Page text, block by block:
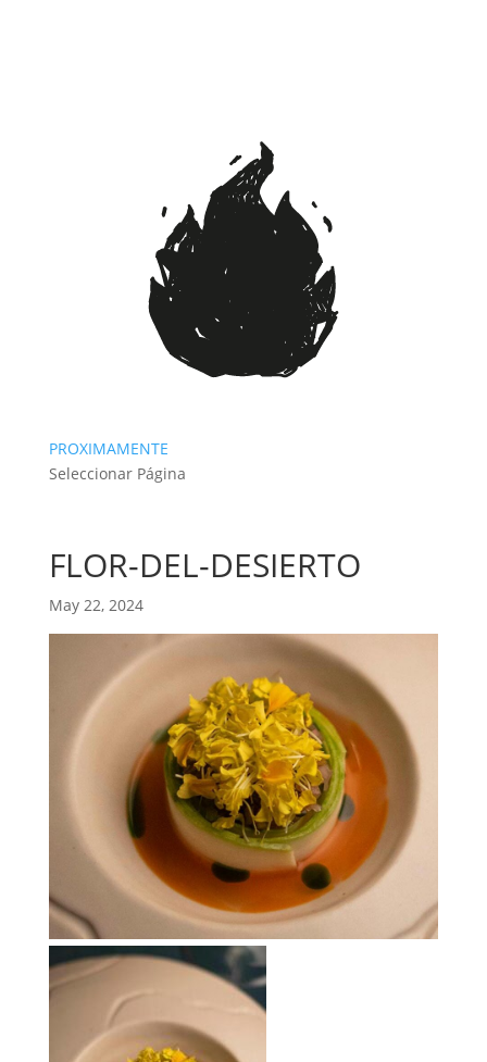
PROXIMAMENTE
Seleccionar Página
FLOR-DEL-DESIERTO
May 22, 2024